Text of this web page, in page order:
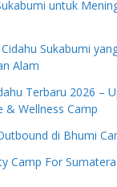
untuk
Sukabumi
Alam
Terbaru 2026 –
& Wellness Camp
di Bhumi
Camp For